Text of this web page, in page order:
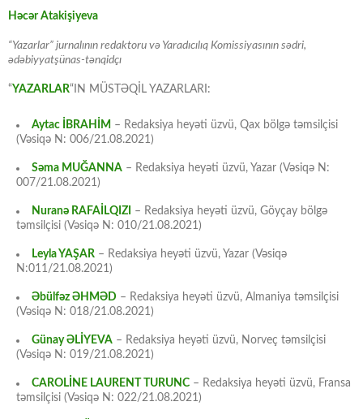
Həcər Atakişiyeva
“Yazarlar” jurnalının redaktoru və Yaradıcılıq Komissiyasının sədri,
ədəbiyyatşünas-tənqidçı
“YAZARLAR“IN MÜSTƏQİL YAZARLARI:
Aytac İBRAHİM – Redaksiya heyəti üzvü, Qax bölgə təmsilçisi
(Vəsiqə N: 006/21.08.2021)
Səma MUĞANNA – Redaksiya heyəti üzvü, Yazar (Vəsiqə N:
007/21.08.2021)
Nuranə RAFAİLQIZI
– Redaksiya heyəti üzvü, Göyçay bölgə
təmsilçisi (Vəsiqə N: 010/21.08.2021)
Leyla YAŞAR – Redaksiya heyəti üzvü, Yazar (Vəsiqə
N:011/21.08.2021)
Əbülfəz ƏHMƏD – Redaksiya heyəti üzvü, Almaniya təmsilçisi
(Vəsiqə N: 018/21.08.2021)
Günay ƏLİYEVA – Redaksiya heyəti üzvü, Norveç təmsilçisi
(Vəsiqə N: 019/21.08.2021)
CAROLİNE LAURENT TURUNC – Redaksiya heyəti üzvü, Fransa
təmsilçisi (Vəsiqə N: 022/21.08.2021)